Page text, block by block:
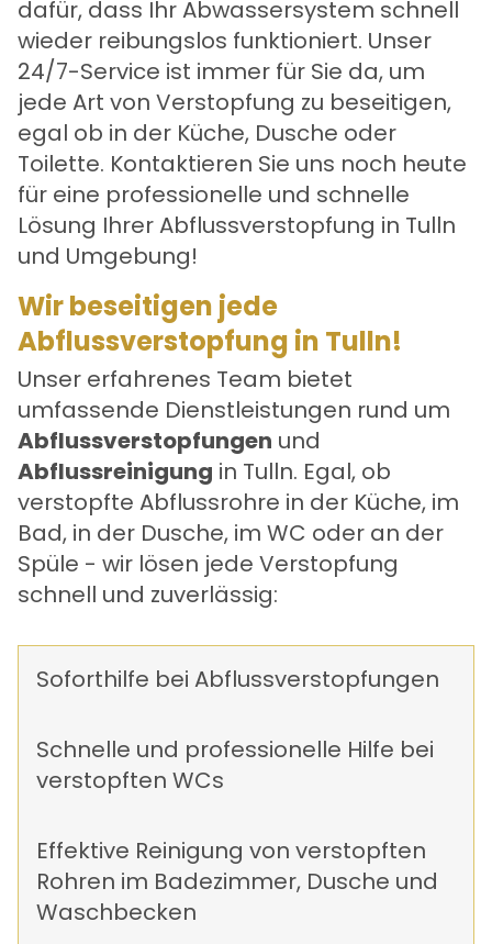
dafür, dass Ihr Abwassersystem schnell
wieder reibungslos funktioniert. Unser
24/7-Service ist immer für Sie da, um
jede Art von Verstopfung zu beseitigen,
egal ob in der Küche, Dusche oder
Toilette. Kontaktieren Sie uns noch heute
für eine professionelle und schnelle
Lösung IhrerAbflussverstopfung in Tulln
und Umgebung!
Wir beseitigen jede
Abflussverstopfung in Tulln!
Unser erfahrenes Team bietet
umfassende Dienstleistungen rund um
Abflussverstopfungen und
Abflussreinigung in Tulln. Egal, ob
verstopfte Abflussrohre in der Küche, im
Bad, in der Dusche, im WC oder an der
Spüle - wir lösen jede Verstopfung
schnell und zuverlässig:
Soforthilfe bei Abflussverstopfungen
Schnelle und professionelle Hilfe bei
verstopften WCs
Effektive Reinigung von verstopften
Rohren im Badezimmer, Dusche und
Waschbecken